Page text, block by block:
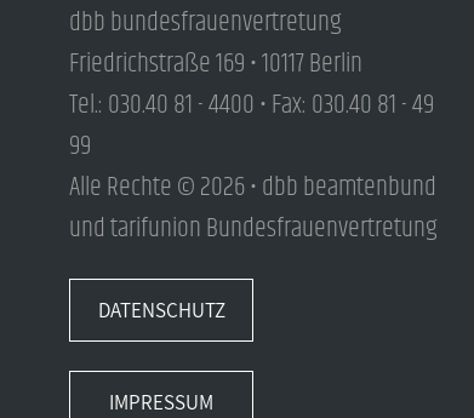
dbb bundesfrauenvertretung
Friedrichstraße 169 • 10117 Berlin
Tel.: 030.40 81 - 4400 • Fax: 030.40 81 - 49
99
Alle Rechte © 2026 • dbb beamtenbund
und tarifunion Bundesfrauenvertretung
DATENSCHUTZ
IMPRESSUM